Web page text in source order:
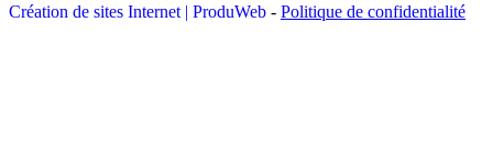
Création de sites Internet | ProduWeb - Politique de confidentialité